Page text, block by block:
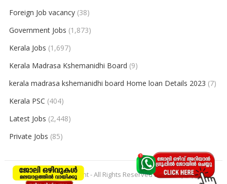
Foreign Job vacancy(38)
Government Jobs (1,873)
Kerala Jobs (1,697)
Kerala Madrasa Kshemanidhi Board (9)
kerala madrasa kshemanidhi board Home loan Details 2023 (7)
Kerala PSC (404)
Latest Jobs (2,448)
Private Jobs (85)
© 2026keralajobpoint- All Rights Reserved toKeralajobpoint